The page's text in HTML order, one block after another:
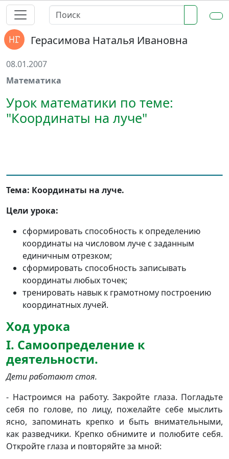
Герасимова Наталья Ивановна
08.01.2007
Математика
Урок математики по теме:
"Координаты на луче"
Тема: Координаты на луче.
Цели урока:
сформировать способность к определению
координаты на числовом луче с заданным
единичным отрезком;
сформировать способность записывать
координаты любых точек;
тренировать навык к грамотному построению
координатных лучей.
Ход урока
I. Самоопределение к
деятельности.
Дети работают стоя.
- Настроимся на работу. Закройте глаза. Погладьте
себя по голове, по лицу, пожелайте себе мыслить
ясно, запоминать крепко и быть внимательными,
как разведчики. Крепко обнимите и полюбите себя.
Откройте глаза и повторяйте за мной: